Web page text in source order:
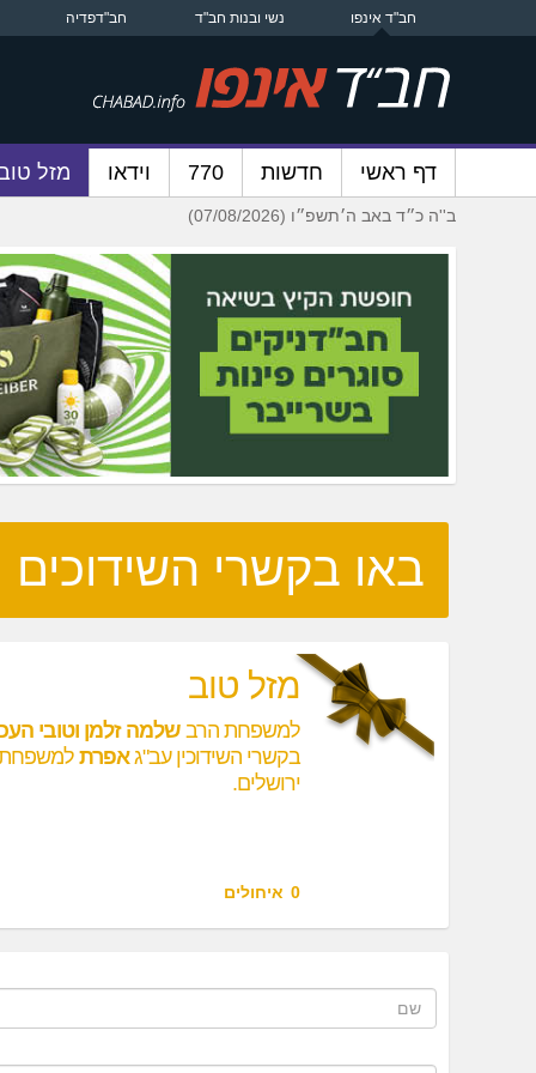
חב"ד אינפו נשי ובנות חב"ד חב"דפדיה
דף ראשי חדשות 770 וידאו מזל
ב''ה כ״ד באב ה׳תשפ״ו (07/08/2026)
באו בקשרי השידוכים
מזל טוב
למשפחת הרבשלמה זלמן וטובי
בקשרי השידוכין עב"גאפרת
ירושלים.
0 איחולים